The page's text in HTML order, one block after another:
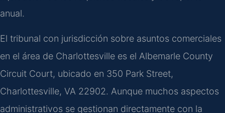
anual.
El tribunal con jurisdicción sobre asuntos comerciales
en el área de Charlottesville es el Albemarle County
Circuit Court, ubicado en 350 Park Street,
Charlottesville, VA 22902. Aunque muchos aspectos
administrativos se gestionan directamente con la